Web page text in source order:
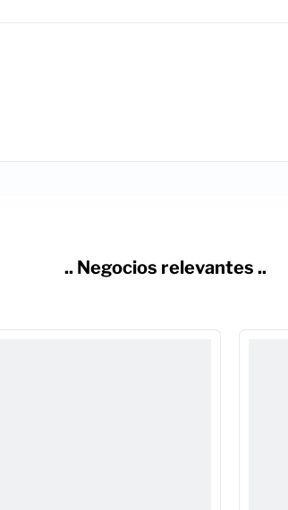
.. Negocios relevantes ..